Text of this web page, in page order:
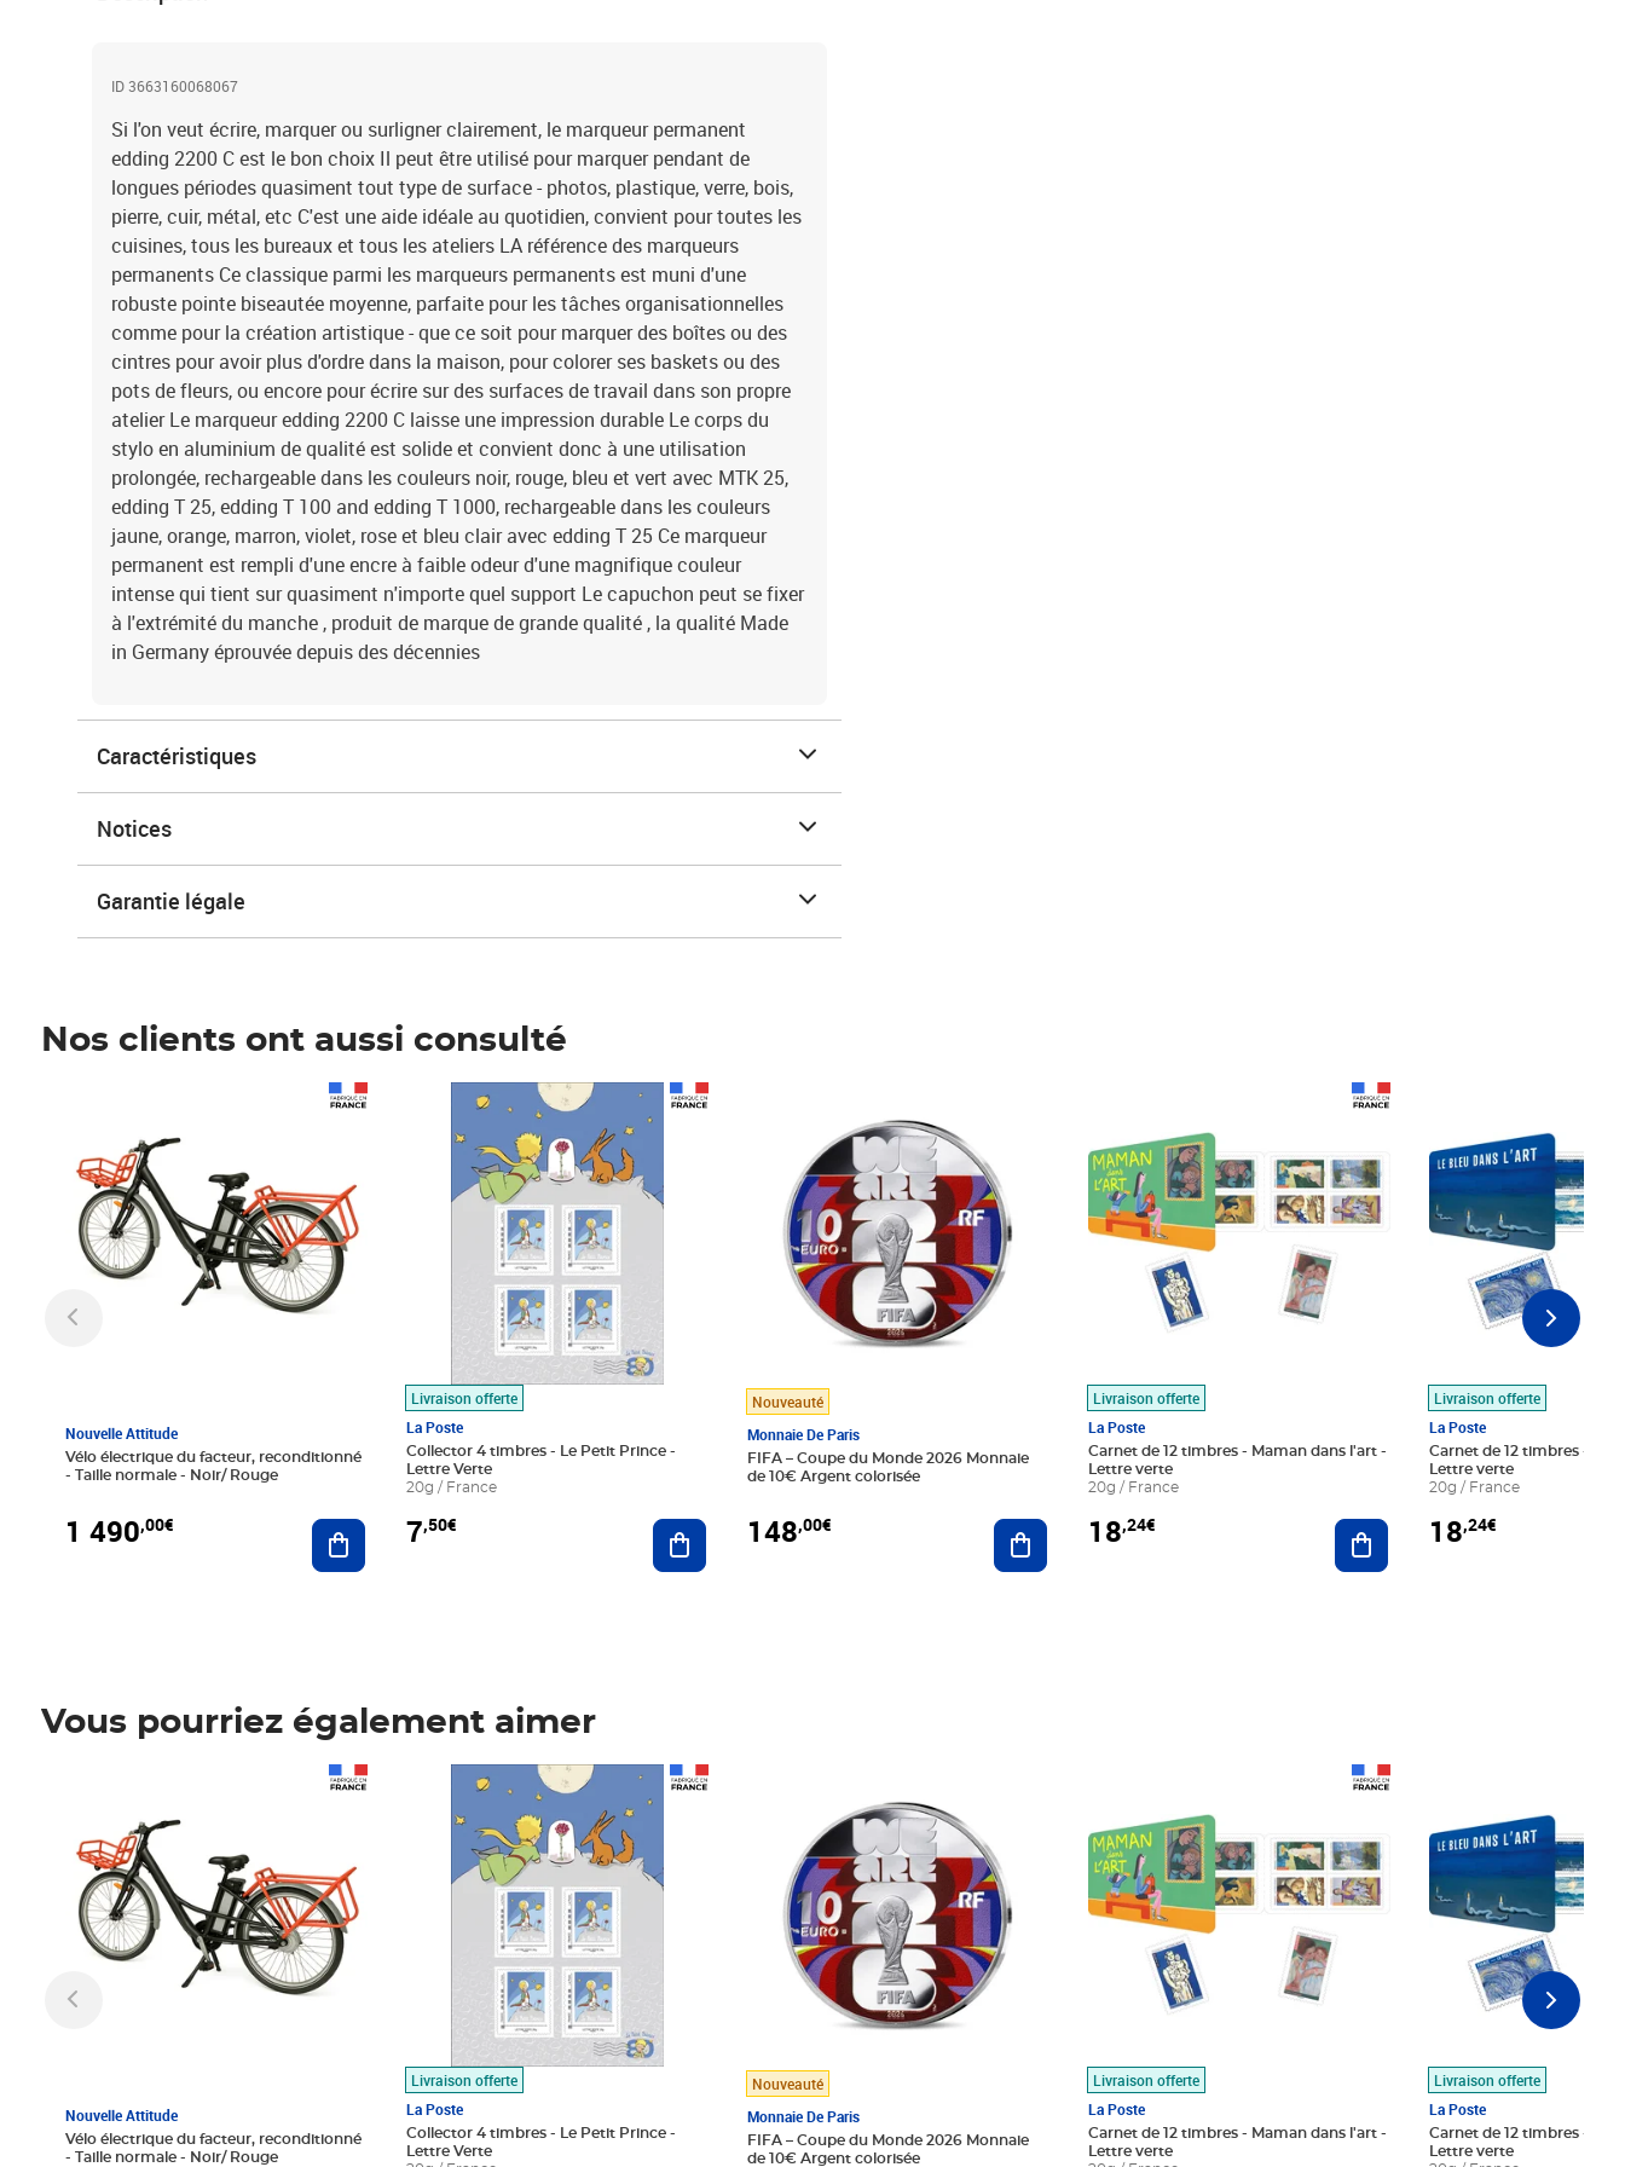
ID 3663160068067
Si l'on veut écrire, marquer ou surligner clairement, le marqueur permanent
edding 2200 C est le bon choix Il peut être utilisé pour marquer pendant de
longues périodes quasiment tout type de surface - photos, plastique, verre, bois,
pierre, cuir, métal, etc C'est une aide idéale au quotidien, convient pour toutes les
cuisines, tous les bureaux et tous les ateliers LA référence des marqueurs
permanents Ce classique parmi les marqueurs permanents est muni d'une
robuste pointe biseautée moyenne, parfaite pour les tâches organisationnelles
comme pour la création artistique - que ce soit pour marquer des boîtes ou des
cintres pour avoir plus d'ordre dans la maison, pour colorer ses baskets ou des
pots de fleurs, ou encore pour écrire sur des surfaces de travail dans son propre
atelier Le marqueur edding 2200 C laisse une impression durable Le corps du
stylo en aluminium de qualité est solide et convient donc à une utilisation
prolongée, rechargeable dans les couleurs noir, rouge, bleu et vert avec MTK 25,
edding T 25, edding T 100 and edding T 1000, rechargeable dans les couleurs
jaune, orange, marron, violet, rose et bleu clair avec edding T 25 Ce marqueur
permanent est rempli d'une encre à faible odeur d'une magnifique couleur
intense qui tient sur quasiment n'importe quel support Le capuchon peut se fixer
à l'extrémité du manche , produit de marque de grande qualité , la qualité Made
in Germany éprouvée depuis des décennies
Caractéristiques
Notices
Garantie légale
Nos clients ont aussi consulté
Nouvelle Attitude
Vélo électrique du facteur, reconditionné
- Taille normale - Noir/ Rouge
1 490,00€ Ajouter au panier
Livraison offerte
La Poste
Collector 4 timbres - Le Petit Prince -
Lettre Verte
20g / France
7,50€
Prix 7,50€
Ajouter au panier
Nouveauté
Monnaie De Paris
FIFA – Coupe du Monde 2026 Monnaie
de 10€ Argent colorisée
148,00€ Ajouter au panier
Livraison offerte
La Poste
Carnet de 12 timbres - Maman dans l'art -
Lettre verte
20g / France
18,24€ Ajouter au panier
Livraison offerte
La Poste
Carnet de 12 timbres - Le
Lettre verte
20g / France
18,24€
Vous pourriez également aimer
Nouvelle Attitude
Vélo électrique du facteur, reconditionné
- Taille normale - Noir/ Rouge
Livraison offerte
La Poste
Collector 4 timbres - Le Petit Prince -
Lettre Verte
Prix 7,50€
Nouveauté
Monnaie De Paris
FIFA – Coupe du Monde 2026 Monnaie
de 10€ Argent colorisée
Livraison offerte
La Poste
Carnet de 12 timbres - Maman dans l'art -
Lettre verte
Livraison offerte
La Poste
Carnet de 12 timbres - Le
Lettre verte